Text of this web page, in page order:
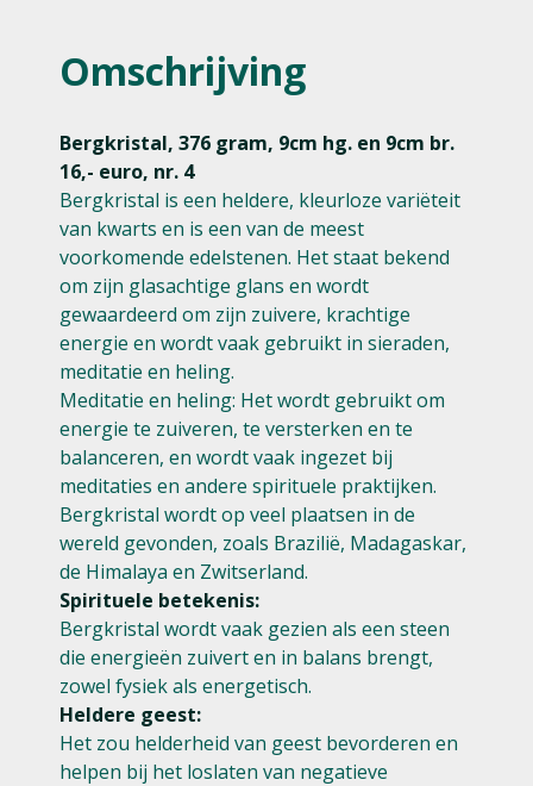
Omschrijving
Bergkristal, 376 gram, 9cm hg. en 9cm br.
16,- euro, nr. 4
Bergkristal is een heldere, kleurloze variëteit
van kwarts en is een van de meest
voorkomende edelstenen. Het staat bekend
om zijn glasachtige glans en wordt
gewaardeerd om zijn zuivere, krachtige
energie en wordt vaak gebruikt in sieraden,
meditatie en heling.
Meditatie en heling: Het wordt gebruikt om
energie te zuiveren, te versterken en te
balanceren, en wordt vaak ingezet bij
meditaties en andere spirituele praktijken.
Bergkristal wordt op veel plaatsen in de
wereld gevonden, zoals Brazilië, Madagaskar,
de Himalaya en Zwitserland.
Spirituele betekenis:
Bergkristal wordt vaak gezien als een steen
die energieën zuivert en in balans brengt,
zowel fysiek als energetisch.
Heldere geest:
Het zou helderheid van geest bevorderen en
helpen bij het loslaten van negatieve